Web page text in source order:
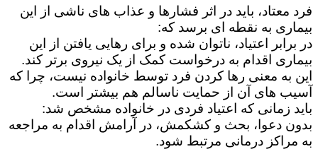
فرد معتاد، باید در اثر فشارها و عذاب های ناشی از این
بیماری به نقطه ای برسد که:
در برابر اعتیاد، ناتوان شده و برای رهایی یافتن از این
بیماری اقدام به درخواست کمک از یک نیروی برتر کند.
این به معنی رها کردن فرد توسط خانواده نیست، چرا که
آسیب های آن از حمایت ناسالم هم بیشتر است.
باید زمانی که اعتیاد فردی در خانواده مشخص شد:
بدون دعوا، بحث و کشکمش، در آرامش اقدام به مراجعه
به مراکز درمانی مرتبط شود.